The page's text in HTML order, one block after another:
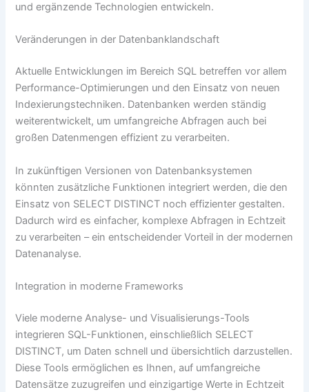
und ergänzende Technologien entwickeln.
Veränderungen in der Datenbanklandschaft
Aktuelle Entwicklungen im Bereich SQL betreffen vor allem
Performance-Optimierungen und den Einsatz von neuen
Indexierungstechniken. Datenbanken werden ständig
weiterentwickelt, um umfangreiche Abfragen auch bei
großen Datenmengen effizient zu verarbeiten.
In zukünftigen Versionen von Datenbanksystemen
könnten zusätzliche Funktionen integriert werden, die den
Einsatz von SELECT DISTINCT noch effizienter gestalten.
Dadurch wird es einfacher, komplexe Abfragen in Echtzeit
zu verarbeiten – ein entscheidender Vorteil in der modernen
Datenanalyse.
Integration in moderne Frameworks
Viele moderne Analyse- und Visualisierungs-Tools
integrieren SQL-Funktionen, einschließlich SELECT
DISTINCT, um Daten schnell und übersichtlich darzustellen.
Diese Tools ermöglichen es Ihnen, auf umfangreiche
Datensätze zuzugreifen und einzigartige Werte in Echtzeit